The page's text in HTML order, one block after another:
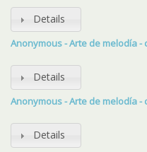
Details
Anonymous - Arte de melodía -
Details
Anonymous - Arte de melodía -
Details